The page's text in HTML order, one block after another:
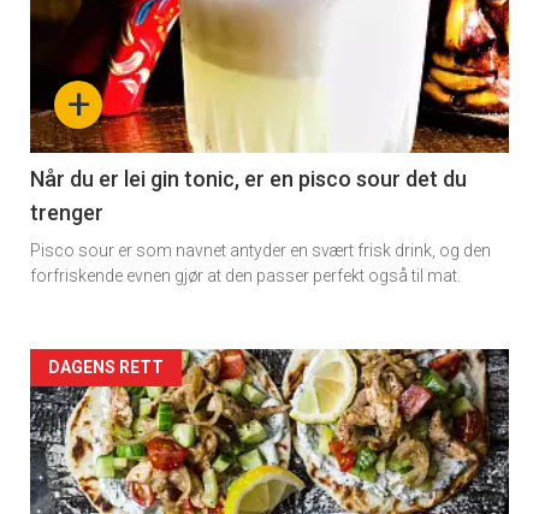
detail
section
11
Dagens
rett
+
Når du er lei gin tonic, er en pisco sour det du
trenger
Pisco sour er som navnet antyder en svært frisk drink, og den
forfriskende evnen gjør at den passer perfekt også til mat.
Artikler
detail
-
DAGENS RETT